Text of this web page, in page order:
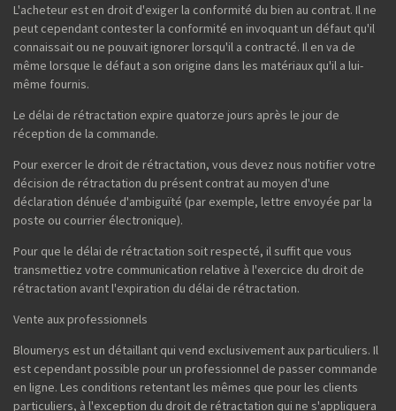
L'acheteur est en droit d'exiger la conformité du bien au contrat. Il ne
peut cependant contester la conformité en invoquant un défaut qu'il
connaissait ou ne pouvait ignorer lorsqu'il a contracté. Il en va de
même lorsque le défaut a son origine dans les matériaux qu'il a lui-
même fournis.
Le délai de rétractation expire quatorze jours après le jour de
réception de la commande.
Pour exercer le droit de rétractation, vous devez nous notifier votre
décision de rétractation du présent contrat au moyen d'une
déclaration dénuée d'ambiguïté (par exemple, lettre envoyée par la
poste ou courrier électronique).
Pour que le délai de rétractation soit respecté, il suffit que vous
transmettiez votre communication relative à l'exercice du droit de
rétractation avant l'expiration du délai de rétractation.
Vente aux professionnels
Bloumerys est un détaillant qui vend exclusivement aux particuliers. Il
est cependant possible pour un professionnel de passer commande
en ligne. Les conditions retentant les mêmes que pour les clients
particuliers, à l'exception du droit de rétractation qui ne s'appliquera